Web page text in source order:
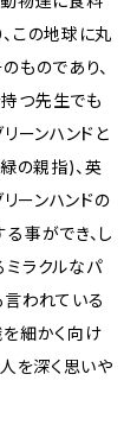
この地球に丸
ものであり、
つ先生でも
ーンハンドと
の親指)、英
ーンハンドの
事ができ、し
ラクルなパ
われている
細かく向け
を深く思いや